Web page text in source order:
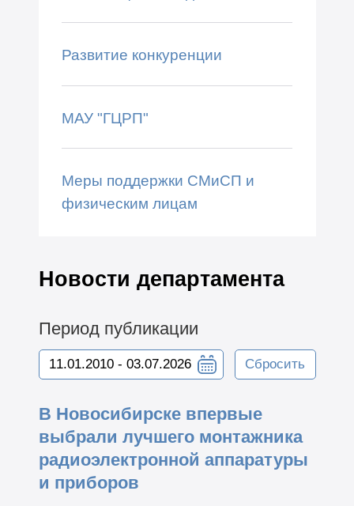
Развитие конкуренции
МАУ "ГЦРП"
Меры поддержки СМиСП и
физическим лицам
Новости департамента
Период публикации
Сбросить
В Новосибирске впервые
выбрали лучшего монтажника
радиоэлектронной аппаратуры
и приборов